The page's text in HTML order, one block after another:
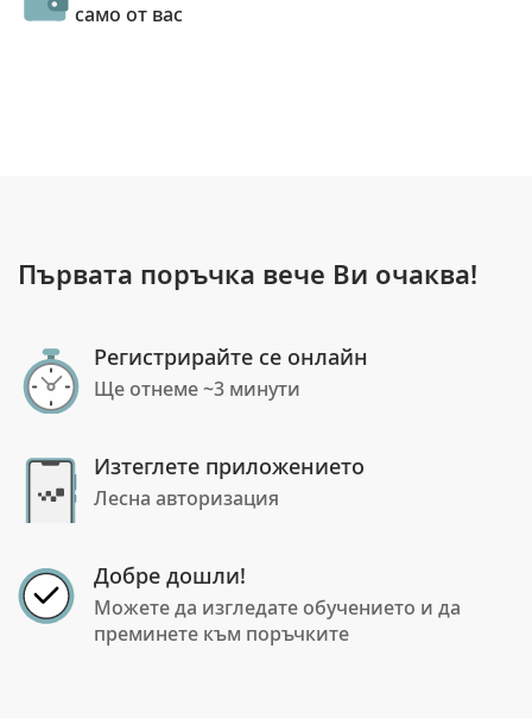
само от вас
Първата поръчка вече Ви очаква!
Регистрирайте се онлайн
Ще отнеме ~3 минути
Изтеглете приложението
Лесна авторизация
Добре дошли!
Можете да изгледате обучението и да
преминете към поръчките